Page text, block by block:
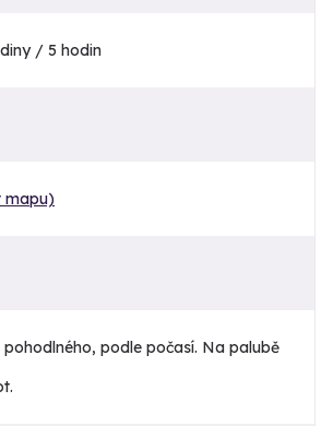
/ 5 hodin
mapu)
pohodlného, podle počasí. Na palubě